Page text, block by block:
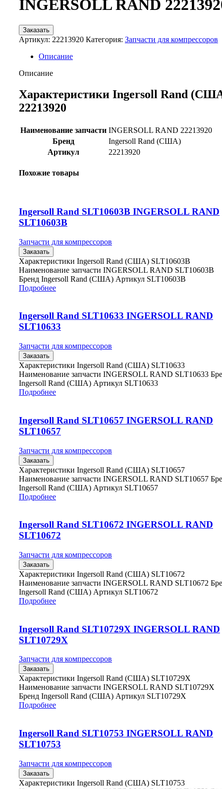
INGERSOLL RAND
Заказать
Артикул: 22213920 Категория: Запчасти для компрессоров
Описание
Описание
Характеристики Ingersoll Rand
22213920
Наименование запчасти INGERSOLL RAND 22213920
Бренд
Ingersoll Rand (США)
Артикул
22213920
Похожие товары
Ingersoll Rand SLT10603B INGERSOLL RAND
SLT10603B
Запчасти для компрессоров
Заказать
Характеристики Ingersoll Rand (США) SLT10603B
Наименование запчасти INGERSOLL RAND SLT10603B
Бренд Ingersoll Rand (США) Артикул SLT10603B
Подробнее
Ingersoll Rand SLT10633 INGERSOLL RAND
SLT10633
Запчасти для компрессоров
Заказать
Характеристики Ingersoll Rand (США) SLT10633
Наименование запчасти INGERSOLL RAND SLT10633
Ingersoll Rand (США) Артикул SLT10633
Подробнее
Ingersoll Rand SLT10657 INGERSOLL RAND
SLT10657
Запчасти для компрессоров
Заказать
Характеристики Ingersoll Rand (США) SLT10657
Наименование запчасти INGERSOLL RAND SLT10657
Ingersoll Rand (США) Артикул SLT10657
Подробнее
Ingersoll Rand SLT10672 INGERSOLL RAND
SLT10672
Запчасти для компрессоров
Заказать
Характеристики Ingersoll Rand (США) SLT10672
Наименование запчасти INGERSOLL RAND SLT10672
Ingersoll Rand (США) Артикул SLT10672
Подробнее
Ingersoll Rand SLT10729X INGERSOLL RAND
SLT10729X
Запчасти для компрессоров
Заказать
Характеристики Ingersoll Rand (США) SLT10729X
Наименование запчасти INGERSOLL RAND SLT10729X
Бренд Ingersoll Rand (США) Артикул SLT10729X
Подробнее
Ingersoll Rand SLT10753 INGERSOLL RAND
SLT10753
Запчасти для компрессоров
Заказать
Характеристики Ingersoll Rand (США) SLT10753